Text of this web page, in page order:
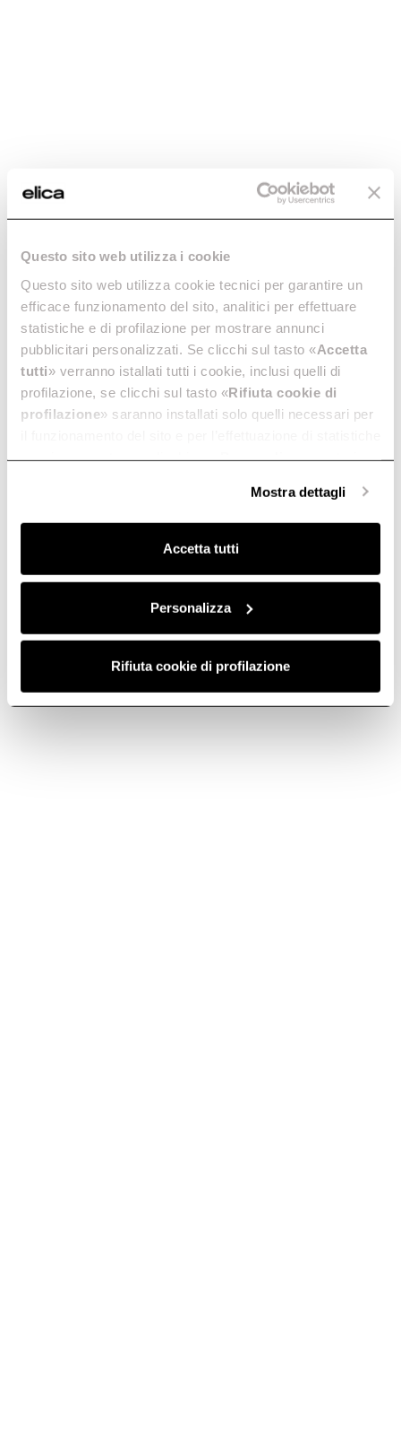
Questo sito web utilizza i cookie
Questo sito web utilizza cookie tecnici per garantire un
efficace funzionamento del sito, analitici per effettuare
statistiche e di profilazione per mostrare annunci
pubblicitari personalizzati. Se clicchi sul tasto «Accetta
tutti» verranno istallati tutti i cookie, inclusi quelli di
profilazione, se clicchi sul tasto «Rifiuta cookie di
profilazione» saranno installati solo quelli necessari per
anonime, mentre se clicchi su «Personalizza», potrai
Clicca quiper visualizzare la cookie policy.
Mostra dettagli
Accetta tutti
Personalizza
Rifiuta cookie di profilazione